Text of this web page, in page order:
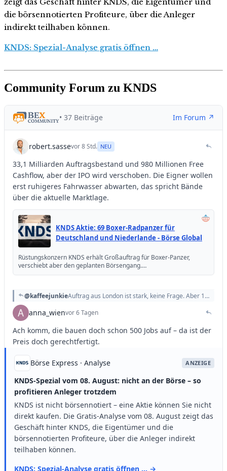
die börsennotierten Profiteure, über die Anleger
indirekt teilhaben können.
KNDS: Spezial-Analyse gratis öffnen …
Community Forum zu KNDS